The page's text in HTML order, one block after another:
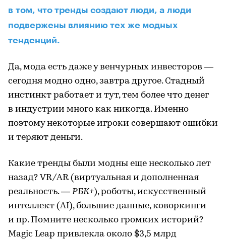
в том, что тренды создают люди, а люди
подвержены влиянию тех же модных
тенденций.
Да, мода есть даже у венчурных инвесторов —
сегодня модно одно, завтра другое. Стадный
инстинкт работает и тут, тем более что денег
в индустрии много как никогда. Именно
поэтому некоторые игроки совершают ошибки
и теряют деньги.
Какие тренды были модны еще несколько лет
назад? VR/AR (виртуальная и дополненная
реальность. — РБК+), роботы, искусственный
интеллект (AI), большие данные, коворкинги
и пр. Помните несколько громких историй?
Мagic Leap привлекла около $3,5 млрд